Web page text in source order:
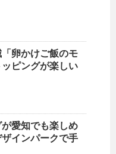
卵かけご飯のモ
ピングが楽しい
愛知でも楽しめ
インパークで手